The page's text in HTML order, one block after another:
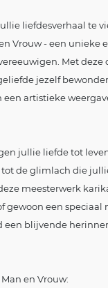
liefdesverhaal te
Vrouw - een unieke
Met deze
jezelf
artistieke
jullie liefde tot
de glimlach die
meesterwerk
gewoon een speciaal
blijvende
en Vrouw: